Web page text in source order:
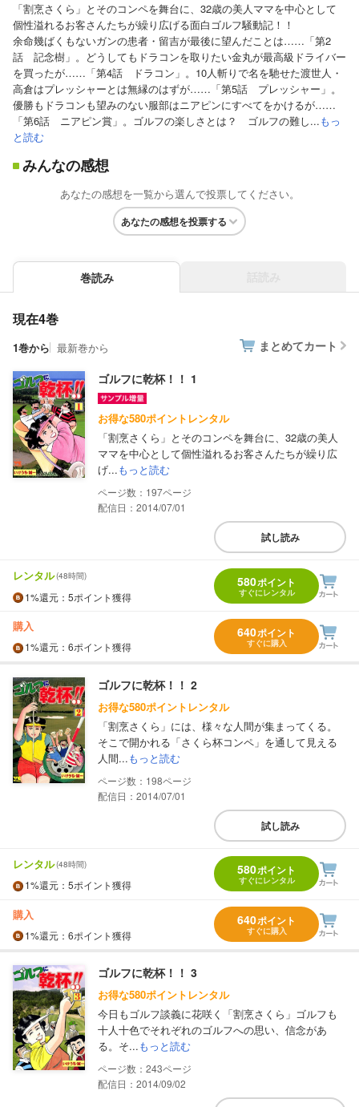
「割烹さくら」とそのコンペを舞台に、32歳の美人ママを中心として
個性溢れるお客さんたちが繰り広げる面白ゴルフ騒動記！！
余命幾ばくもないガンの患者・留吉が最後に望んだことは……「第2
話 記念樹」。どうしてもドラコンを取りたい金丸が最高級ドライバー
を買ったが……「第4話 ドラコン」。10人斬りで名を馳せた渡世人・
高倉はプレッシャーとは無縁のはずが……「第5話 プレッシャー」。
優勝もドラコンも望みのない服部はニアピンにすべてをかけるが……
「第6話 ニアピン賞」。ゴルフの楽しさとは？ ゴルフの難し...もっ
と読む
みんなの感想
あなたの感想を一覧から選んで投票してください。
あなたの感想を投票する
巻読み
現在4巻
1巻から 最新巻から まとめてカート
ゴルフに乾杯！！ 1
お得な580ポイントレンタル
「割烹さくら」とそのコンペを舞台に、32歳の美人
ママを中心として個性溢れるお客さんたちが繰り広
げ...もっと読む
197
配信日：2014/07/01
試し読み
レンタル(48時間)
1%還元 ：5ポイント獲得
580ポイント
すぐにレンタル
購入
1%還元 ：6ポイント獲得
640ポイント
すぐに購入
ゴルフに乾杯！！ 2
お得な580ポイントレンタル
「割烹さくら」には、様々な人間が集まってくる。
そこで開かれる「さくら杯コンペ」を通して見える
人間...もっと読む
198
配信日：2014/07/01
試し読み
レンタル(48時間)
1%還元 ：5ポイント獲得
580ポイント
すぐにレンタル
購入
1%還元 ：6ポイント獲得
640ポイント
すぐに購入
ゴルフに乾杯！！ 3
お得な580ポイントレンタル
今日もゴルフ談義に花咲く「割烹さくら」ゴルフも
十人十色でそれぞれのゴルフへの思い、信念があ
る。そ...もっと読む
243
配信日：2014/09/02